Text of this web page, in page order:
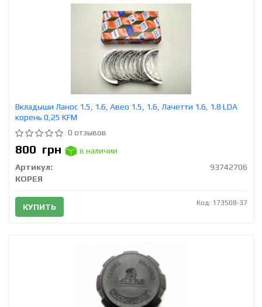
Вкладыши Ланос 1.5, 1.6, Авео 1.5, 1.6, Лачетти 1.6, 1.8 LDA
корень 0,25 KFM
0 отзывов
800 грн
в наличии
Артикул:
93742706
КОРЕЯ
КУПИТЬ Код: 173508-37